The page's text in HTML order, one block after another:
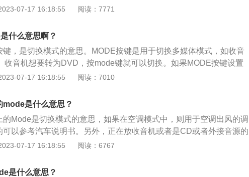
能据所在位置而决定：如果mode按键设置在中控面板，就是用来切
设置在方向盘，则是用来切换多媒体模式，用来切换汽车多媒体的收
u盘。在FM/AM/在线电台/USB/本地/蓝牙音乐等模式下循环切换。如
控台空调调节区域，代表着mode可以切换汽车空调的吹风的模式。
07-17 16:18:55 阅读：7771
什么意思啊？
键，是切换模式的意思。MODE按键是用于切换多媒体模式，如收音
收音机想要转为DVD，按mode键就可以切换。如果MODE按键设置
，是用来切换汽车空调出风模式。以下是功能拓展资料：1、切换多
。如果MODE是在多功能方向盘上，那基本是控制汽车多媒体切换的
用来在收音机调频、收音机调幅、CD或者U盘这几个模式中切换。
模式：如果mode按键处于中控台空调控制区域，那么是用来切换汽
模式，一般在吹脚、吹头以及吹风挡这几个模式中切换。2、切换驾
按键还可以用于切换驾驶模式，在三种驾驶模式，正常模式、运
。
07-17 16:18:55 阅读：7010
mode是什么意思？
的Mode是切换模式的意思，如果在空调模式中，则用于空调出风的调
可以参考汽车说明书。另外，正在放收音机或者是CD或者外接音源的
一下MODE键，转数表和时速表中间的视频就会和MMI系统显示同
按，就可以确定换歌。再按一下MODE就切换成正常模式。汽车空调
07-17 16:18:55 阅读：6767
是什么意思？